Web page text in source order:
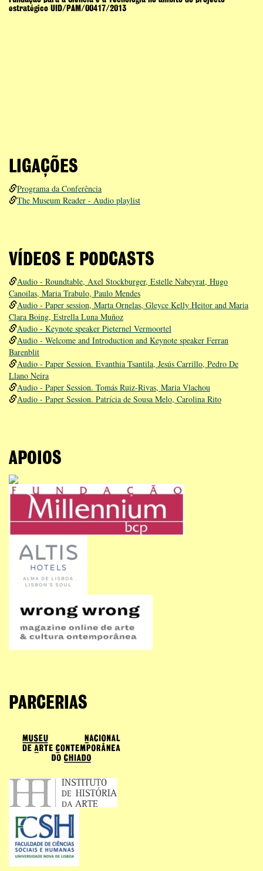
estratégico UID/PAM/00417/2013
LIGAÇÕES
Programa da Conferência
The Museum Reader - Audio playlist
VÍDEOS E PODCASTS
Audio - Roundtable, Axel Stockburger, Estelle Nabeyrat, Hugo
Canoilas, Maria Trabulo, Paulo Mendes
Audio - Paper session, Marta Ornelas, Gleyce Kelly Heitor and Maria
Clara Boing, Estrella Luna Muñoz
Audio - Keynote speaker Pieternel Vermoortel
Audio - Welcome and Introduction and Keynote speaker Ferran
Barenblit
Audio - Paper Session. Evanthia Tsantila, Jesús Carrillo, Pedro De
Llano Neira
Audio - Paper Session. Tomás Ruiz-Rivas, Maria Vlachou
Audio - Paper Session. Patrícia de Sousa Melo, Carolina Rito
APOIOS
PARCERIAS